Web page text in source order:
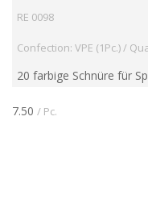
RE 0098
Confection: VPE (1Pc.) /
20 farbige Schnüre für
7.50 / Pc.